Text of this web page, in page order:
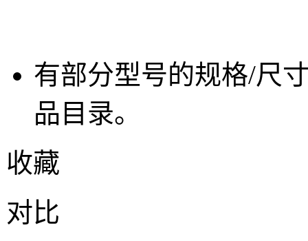
有部分型号的规格/尺
品目录。
收藏
对比